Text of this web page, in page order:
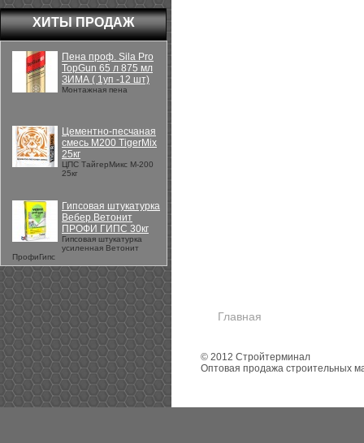
ХИТЫ ПРОДАЖ
Пена проф. Sila Pro
TopGun 65 л 875 мл
ЗИМА ( 1уп -12 шт)
Монтажная пена
Цементно-песчаная
смесь М200 TigerMix
25кг
ЦПС ТайгерМикс М-200
25кг
Гипсовая штукатурка
Вебер.Ветонит
ПРОФИ ГИПС 30кг
Гипсовая штукатурка
усиленная Ветонит
ПрофиГипс
Главная
© 2012 Стройтерминал
Оптовая продажа строительных